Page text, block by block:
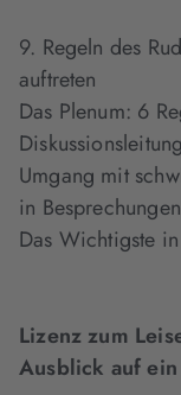
9. Regeln des
auftreten
Das Plenum: 6
Umgang mit
in Besprechungen
Das Wichtigste
Lizenz zum
Ausblick auf